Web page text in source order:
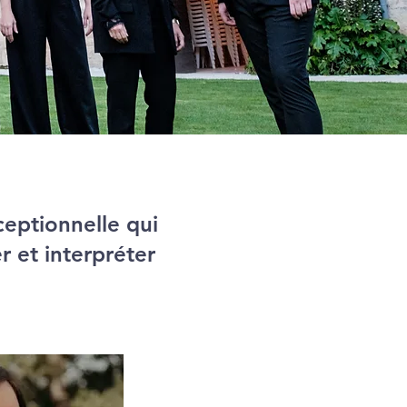
qui
et interpréter